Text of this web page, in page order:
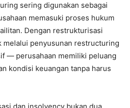
sering digunakan sebagai
memasuki proses hukum
Dengan restrukturisasi
penyusunan restructuring
— perusahaan memiliki peluang
kondisi keuangan tanpa harus